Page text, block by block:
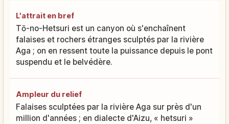
L'attrait en bref
Tō-no-Hetsuri est un canyon où s'enchaînent
falaises et rochers étranges sculptés par la rivière
Aga ; on en ressent toute la puissance depuis le pont
suspendu et le belvédère.
Ampleur du relief
Falaises sculptées par la rivière Aga sur près d'un
million d'années ; en dialecte d'Aizu, « hetsuri »